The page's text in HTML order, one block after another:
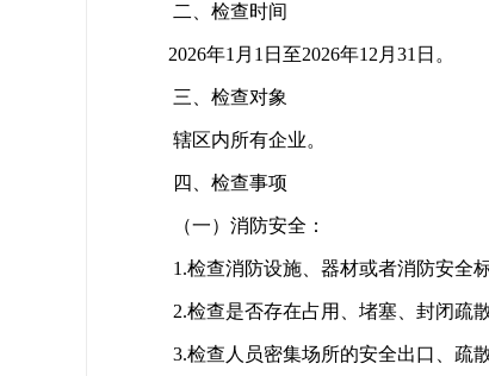
二、检查时间
2026年1月1日至2026年12月31日。
三、检查对象
辖区内所有企业。
四、检查事项
（一）消防安全：
1.检查消防设施、器材或者消防安全
2.检查是否存在占用、堵塞、封闭疏
3.检查人员密集场所的安全出口、疏